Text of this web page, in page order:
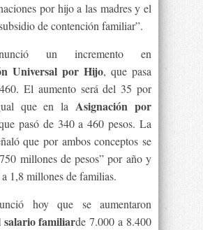
por hijo a las madres y el
de contención familiar”.
un incremento en
Universal por Hijo, que pasa
El aumento será del 35 por
que en la Asignación por
pasó de 340 a 460 pesos. La
que por ambos conceptos se
millones de pesos” por año y
1,8 millones de familias.
hoy que se aumentaron
salario familiarde 7.000 a 8.400